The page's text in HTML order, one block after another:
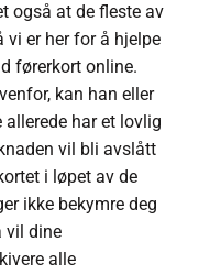
også at de fleste av
vi er her for å hjelpe
førerkort online.
kan han eller
har et lovlig
vil bli avslått
i løpet av de
ikke bekymre deg
vil dine
alle